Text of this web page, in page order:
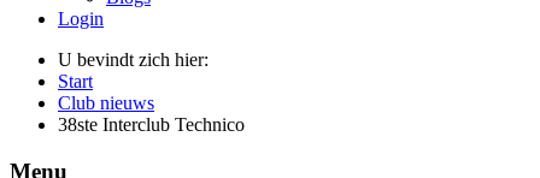
Login
U bevindt zich hier:
Start
Club nieuws
38ste Interclub Technico
Menu